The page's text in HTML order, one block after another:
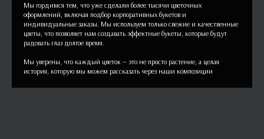
Мы гордимся тем, что уже сделали более тысячи цветочных
оформлений, включая подбор корпоративных букетов и
индивидуальные заказы. Мы используем только свежие и качественные
цветы, что позволяет нам создавать эффектные букеты, которые будут
радовать глаз долгое время.
Мы уверены, что каждый цветок — это не просто растение, а целая
история, которую мы можем рассказать через наши композиции